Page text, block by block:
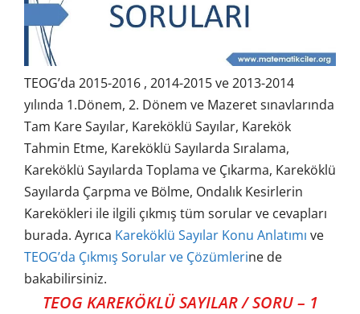
TEOG’da 2015-2016 , 2014-2015 ve 2013-2014
yılında 1.Dönem, 2. Dönem ve Mazeret sınavlarında
Tam Kare Sayılar, Kareköklü Sayılar, Karekök
Tahmin Etme, Kareköklü Sayılarda Sıralama,
Kareköklü Sayılarda Toplama ve Çıkarma, Kareköklü
Sayılarda Çarpma ve Bölme, Ondalık Kesirlerin
Karekökleri ile ilgili çıkmış tüm sorular ve cevapları
burada. Ayrıca Kareköklü Sayılar Konu Anlatımı ve
TEOG’da Çıkmış Sorular ve Çözümlerine de
bakabilirsiniz.
TEOG KAREKÖKLÜ SAYILAR / SORU – 1